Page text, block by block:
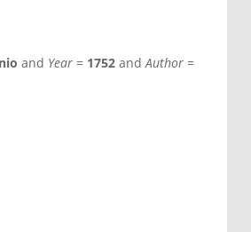
and Year = 1752 and Author =